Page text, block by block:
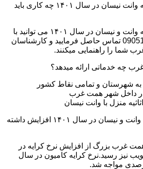
برای اطلاع از نرخ کرایه وانت نیسان در سال ۱۴۰۱ چه کاری باید
برای اطلاع از نرخ کرایه وانت و نیسان در سال ۱۴۰۱ می توانید با
شماره تماس 09051803289 تماس حاصل فرمایید و کارشناسان
شما را راهنمایی میکنند.
چه خدماتی ارائه میدهد؟
شهرستان و تمامی نقاط کشور
در داخل شهر همت غرب
منزل با وانت نیسان
آیا نرخ حمل بار و کرایه وانت و نیسان در سال ۱۴۰۱ افزایش داشته
غرب بزرگ از افزایش نرخ کرایه در
نیز رسید.نرخ کرایه کامیون در سال